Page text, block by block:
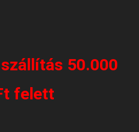
50.000
felett